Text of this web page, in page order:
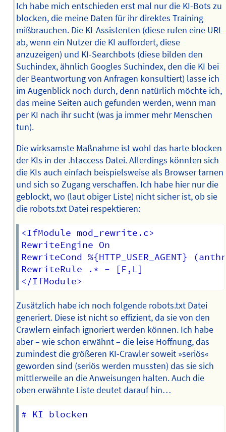
Ich habe mich entschieden erst mal nur die KI-Bots zu
blocken, die meine Daten für ihr direktes Training
mißbrauchen. Die KI-Assistenten (diese rufen eine URL
ab, wenn ein Nutzer die KI auffordert, diese
anzuzeigen) und KI-Searchbots (diese bilden den
Suchindex, ähnlich Googles Suchindex, den die KI bei
der Beantwortung von Anfragen konsultiert) lasse ich
im Augenblick noch durch, denn natürlich möchte ich,
das meine Seiten auch gefunden werden, wenn man
per KI nach ihr sucht (was ja immer mehr Menschen
tun).
Die wirksamste Maßnahme ist wohl das harte blocken
der KIs in der .htaccess Datei. Allerdings könnten sich
die KIs auch einfach beispielsweise als Browser tarnen
und sich so Zugang verschaffen. Ich habe hier nur die
geblockt, wo (laut obiger Liste) nicht sicher ist, ob sie
die robots.txt Datei respektieren:
<IfModule mod_rewrite.c>
RewriteEngine On
RewriteCond
RewriteRule .* - [F,L]
Zusätzlich habe ich noch folgende robots.txt Datei
generiert. Diese ist nicht so effizient, da sie von den
Crawlern einfach ignoriert werden können. Ich habe
aber – wie schon erwähnt – die leise Hoffnung, das
zumindest die größeren KI-Crawler soweit »seriös«
geworden sind (seriös werden mussten) das sie sich
mittlerweile an die Anweisungen halten. Auch die
oben erwähnte Liste deutet darauf hin…
# KI blocken